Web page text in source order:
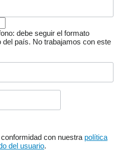
debe seguir el formato
del país. No trabajamos con este
con nuestra política
del usuario.